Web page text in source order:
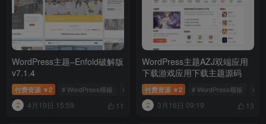
WordPress主题–Enfold破解版
v7.1.4
付费资源 ￥2 # WordPress模板 # Enfold破解版 # Enfold主题
4月19日 15:59 11
WordPress主题AZJ双端应用
下载游戏应用下载主题源码
付费资源 ￥2 # WordPress模板 #
3月16日 09:19 13